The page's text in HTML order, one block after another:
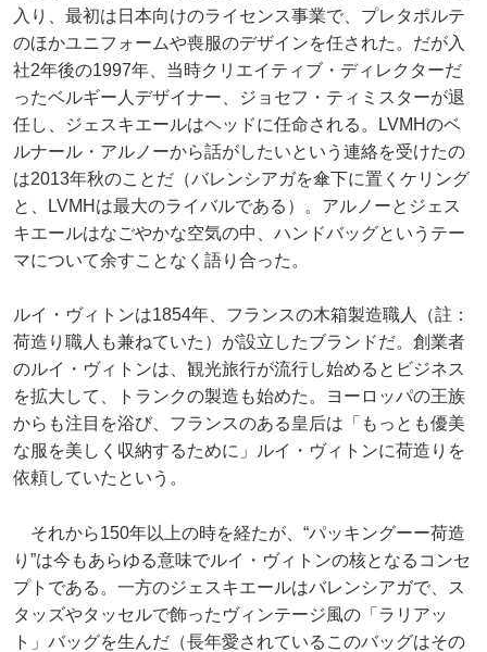
入り、最初は日本向けのライセンス事業で、プレタポルテ
のほかユニフォームや喪服のデザインを任された。だが入
社2年後の1997年、当時クリエイティブ・ディレクターだ
ったベルギー人デザイナー、ジョセフ・ティミスターが退
任し、ジェスキエールはヘッドに任命される。LVMHのベ
ルナール・アルノーから話がしたいという連絡を受けたの
は2013年秋のことだ（バレンシアガを傘下に置くケリング
と、LVMHは最大のライバルである）。アルノーとジェス
キエールはなごやかな空気の中、ハンドバッグというテー
マについて余すことなく語り合った。
ルイ・ヴィトンは1854年、フランスの木箱製造職人（註：
荷造り職人も兼ねていた）が設立したブランドだ。創業者
のルイ・ヴィトンは、観光旅行が流行し始めるとビジネス
を拡大して、トランクの製造も始めた。ヨーロッパの王族
からも注目を浴び、フランスのある皇后は「もっとも優美
な服を美しく収納するために」ルイ・ヴィトンに荷造りを
依頼していたという。
それから150年以上の時を経たが、“パッキングーー荷造
り”は今もあらゆる意味でルイ・ヴィトンの核となるコンセ
プトである。一方のジェスキエールはバレンシアガで、ス
タッズやタッセルで飾ったヴィンテージ風の「ラリアッ
ト」バッグを生んだ（長年愛されているこのバッグはその